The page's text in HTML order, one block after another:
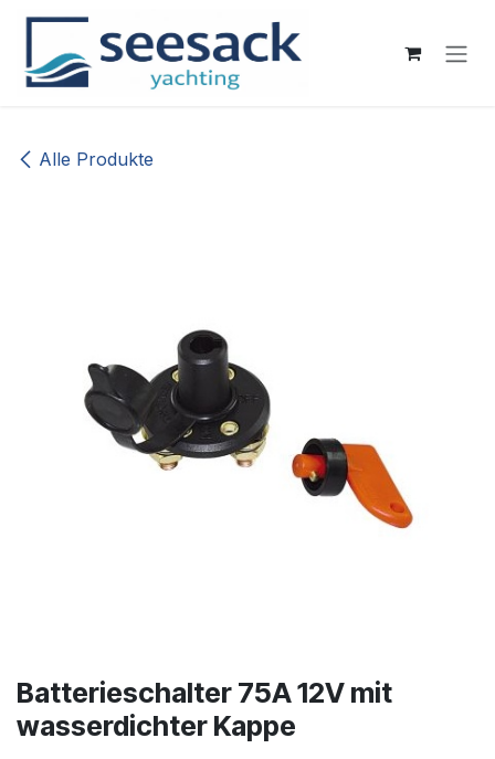
Zum Inhalt springen
Alle Produkte
Batterieschalter 75A 12V mit
wasserdichter Kappe